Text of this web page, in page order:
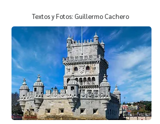
Textos y Fotos: Guillermo Cachero